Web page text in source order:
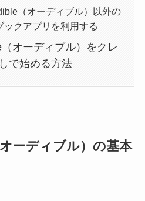
（オーディブル）以外の
ックアプリを利用する
オーディブル）をクレ
で始める方法
ーディブル）の基本